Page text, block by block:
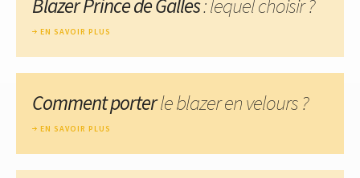
Blazer Prince de Galles: lequel choisir ?
EN SAVOIR PLUS
Comment porterle blazer en velours ?
EN SAVOIR PLUS